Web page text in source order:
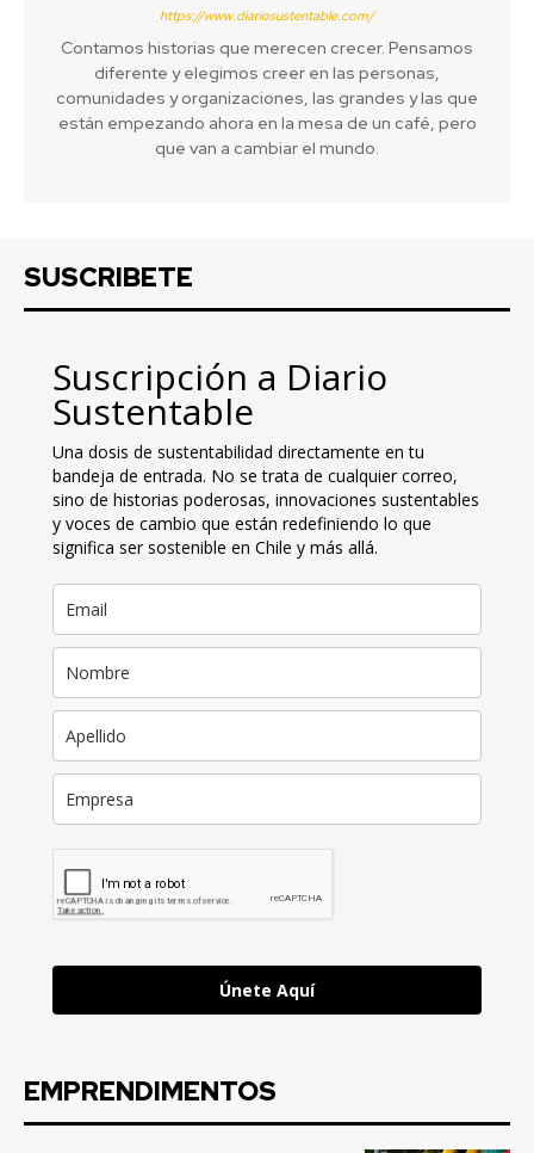
https://www.diariosustentable.com/
Contamos historias que merecen crecer. Pensamos
diferente y elegimos creer en las personas,
comunidades y organizaciones, las grandes y las que
están empezando ahora en la mesa de un café, pero
que van a cambiar el mundo.
SUSCRIBETE
Suscripción a Diario
Sustentable
Una dosis de sustentabilidad directamente en tu
bandeja de entrada. No se trata de cualquier correo,
sino de historias poderosas, innovaciones sustentables
y voces de cambio que están redefiniendo lo que
significa ser sostenible en Chile y más allá.
Únete Aquí
EMPRENDIMENTOS